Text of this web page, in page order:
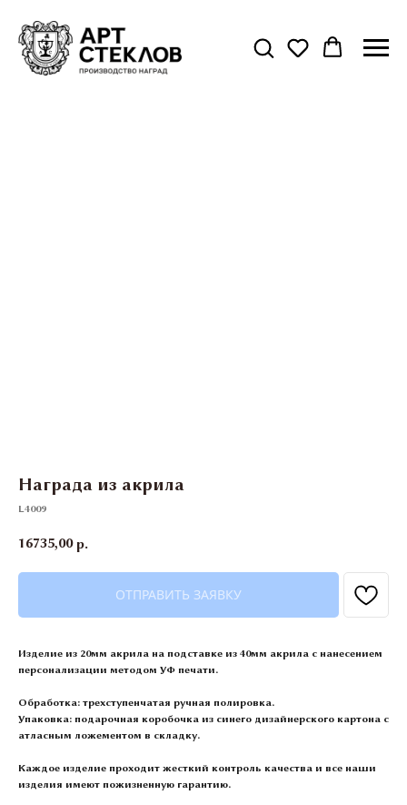
Награда из акрила
L4009
16735,00 р.
ОТПРАВИТЬ ЗАЯВКУ
Изделие из 20мм акрила на подставке из 40мм акрила с нанесением
персонализации методом УФ печати.
Обработка: трехступенчатая ручная полировка.
Упаковка: подарочная коробочка из синего дизайнерского картона с
атласным ложементом в складку.
Каждое изделие проходит жесткий контроль качества и все наши
изделия имеют пожизненную гарантию.